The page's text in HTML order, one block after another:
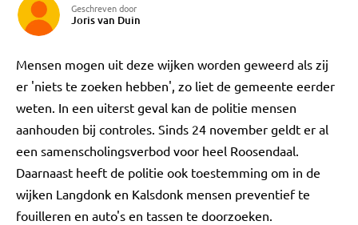
Geschreven door
Joris van Duin
Mensen mogen uit deze wijken worden geweerd als zij
er 'niets te zoeken hebben', zo liet de gemeente eerder
weten. In een uiterst geval kan de politie mensen
aanhouden bij controles. Sinds 24 november geldt er al
een samenscholingsverbod voor heel Roosendaal.
Daarnaast heeft de politie ook toestemming om in de
wijken Langdonk en Kalsdonk mensen preventief te
fouilleren en auto's en tassen te doorzoeken.